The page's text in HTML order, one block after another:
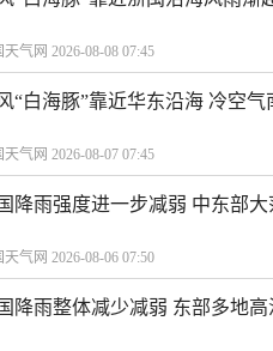
天气网 2026-08-08 07:45
“白海豚”靠近华东沿海 冷空
天气网 2026-08-07 07:45
降雨强度进一步减弱 中东部
天气网 2026-08-06 07:50
降雨整体减少减弱 东部多地